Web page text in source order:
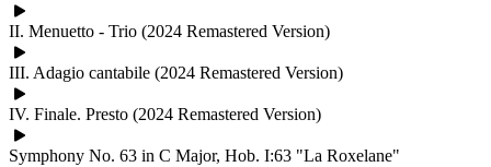
II. Menuetto - Trio (2024 Remastered Version)
III. Adagio cantabile (2024 Remastered Version)
IV. Finale. Presto (2024 Remastered Version)
Symphony No. 63 in C Major, Hob. I:63 "La Roxelane"